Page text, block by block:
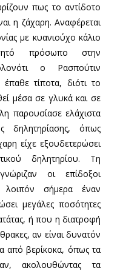
πως το αντίδοτο
η ζάχαρη. Αναφέρεται
με κυανιούχο κάλιο
πρόσωπο στην
ο Ρασπούτιν
τίποτα, διότι το
μέσα σε γλυκά και σε
παρουσίασε ελάχιστα
δηλητηρίασης, όπως
είχε εξουδετερώσει
δηλητηρίου. Τη
οι επίδοξοι
σήμερα έναν
μεγάλες ποσότητες
ή που η διατροφή
αν είναι δυνατόν
από βερίκοκα, όπως τα
ακολουθώντας τα